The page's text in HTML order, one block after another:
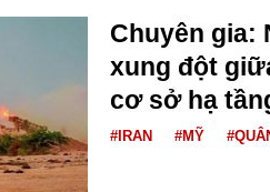
Chuyên gia:
xung đột
cơ sở hạ
#IRAN #MỸ